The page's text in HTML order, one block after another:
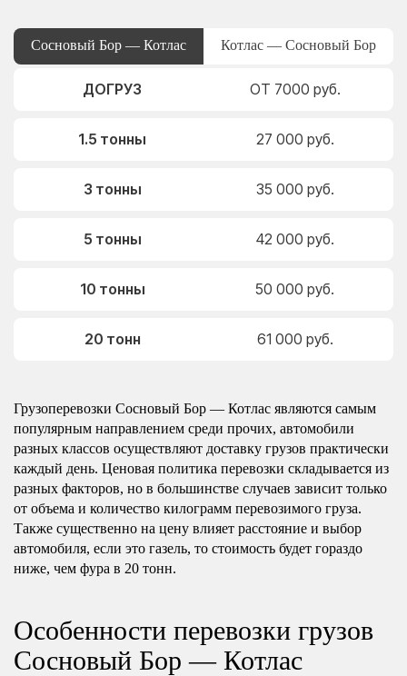
Сосновый Бор — Котлас Котлас — Сосновый Бор
ДОГРУЗ ОТ 7000 руб.
1.5 тонны 27 000 руб.
3 тонны 35 000 руб.
5 тонны 42 000 руб.
10 тонны 50 000 руб.
20 тонн 61 000 руб.
Грузоперевозки Сосновый Бор — Котлас являются самым
популярным направлением среди прочих, автомобили
разных классов осуществляют доставку грузов практически
каждый день. Ценовая политика перевозки складывается из
разных факторов, но в большинстве случаев зависит только
от объема и количество килограмм перевозимого груза.
Также существенно на цену влияет расстояние и выбор
автомобиля, если это газель, то стоимость будет гораздо
ниже, чем фура в 20 тонн.
Особенности перевозки грузов
Сосновый Бор — Котлас